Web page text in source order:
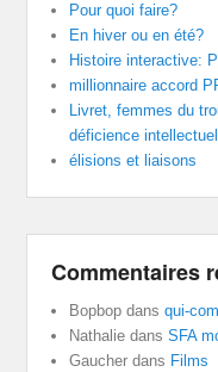
Pour quoi faire?
En hiver ou en été?
Histoire interactive:
millionnaire accord
Livret, femmes du
déficience
élisions et liaisons
Commentaires
Bopbop dansqui-
Nathalie dansSFA
Gaucher dans Films